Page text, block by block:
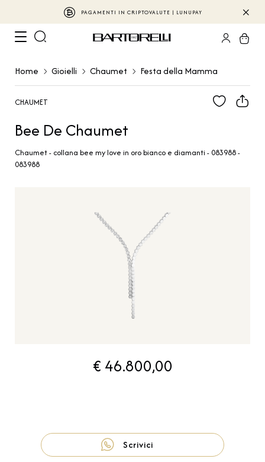
PAGAMENTI IN CRIPTOVALUTE | LUNUPAY
Home Gioielli Chaumet Festa della Mamma
CHAUMET
Bee De Chaumet
Chaumet - collana bee my love in oro bianco e diamanti - 083988 -
083988
€ 46.800,00
Scrivici